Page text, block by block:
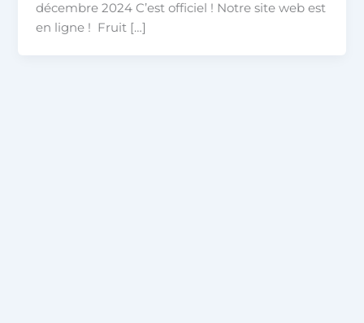
décembre 2024 C’est officiel ! Notre site web est
en ligne ! Fruit […]